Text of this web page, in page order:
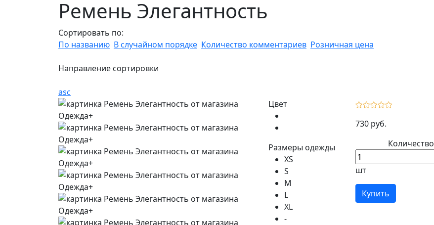
Ремень Элегантность
Сортировать по:
По названию В случайном порядке Количество комментариев Розничная цена
Направление сортировки
asc
Цвет
Размеры одежды
XS
S
M
L
XL
-
730 руб.
Количество
шт
Купить